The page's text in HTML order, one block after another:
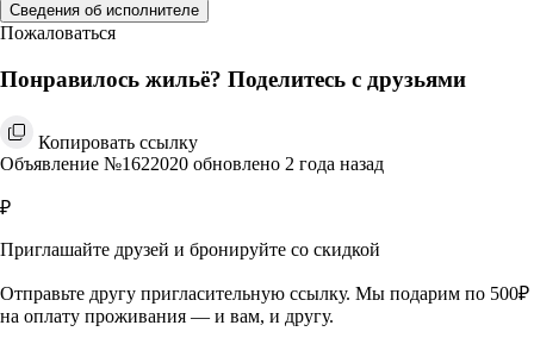
Сведения об исполнителе
Пожаловаться
Понравилось жильё? Поделитесь с друзьями
Копировать ссылку
Объявление №1622020 обновлено 2 года назад
₽
Приглашайте друзей и бронируйте со скидкой
Отправьте другу пригласительную ссылку. Мы подарим по 500₽
на оплату проживания — и вам, и другу.